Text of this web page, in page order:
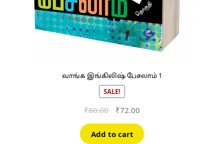
வாங்க இங்கிலிஷ் பேசலாம் 1
SALE!
₹80.00
Original
was:
₹72.00Current
is:
Add to cart